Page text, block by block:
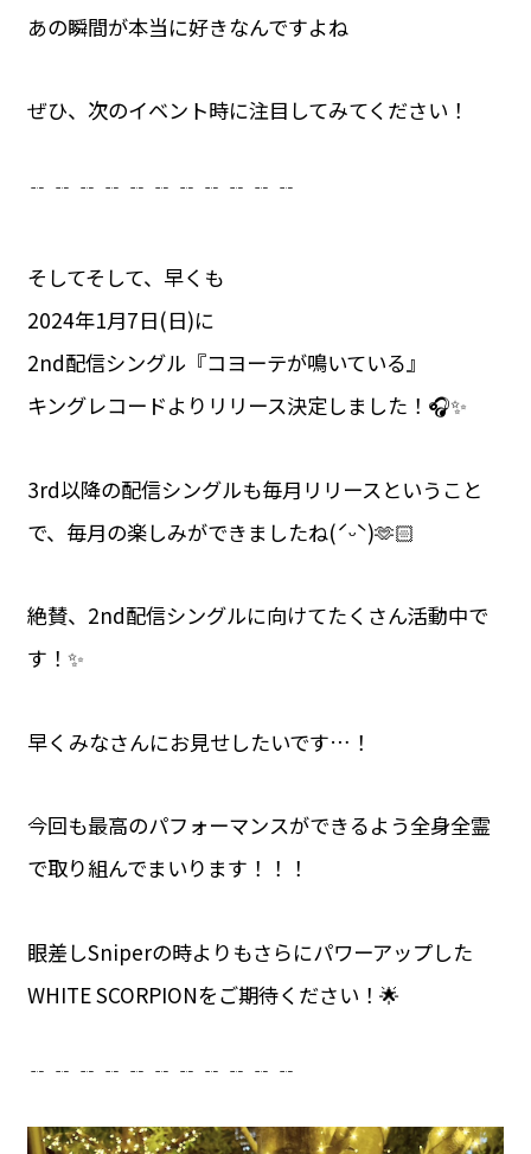
あの瞬間が本当に好きなんですよね
ぜひ、次のイベント時に注目してみてください！
﹊ ﹊ ﹊ ﹊ ﹊ ﹊ ﹊ ﹊ ﹊ ﹊ ﹊
そしてそして、早くも
2024年1月7日(日)に
2nd配信シングル『コヨーテが鳴いている』
キングレコードよりリリース決定しました！🎧✨
3rd以降の配信シングルも毎月リリースということ
で、毎月の楽しみができましたね(ˊᵕˋ)🫶🏻
絶賛、2nd配信シングルに向けてたくさん活動中で
す！✨
早くみなさんにお見せしたいです…！
今回も最高のパフォーマンスができるよう全身全霊
で取り組んでまいります！！！
眼差しSniperの時よりもさらにパワーアップした
WHITE SCORPIONをご期待ください！🌟
﹊ ﹊ ﹊ ﹊ ﹊ ﹊ ﹊ ﹊ ﹊ ﹊ ﹊